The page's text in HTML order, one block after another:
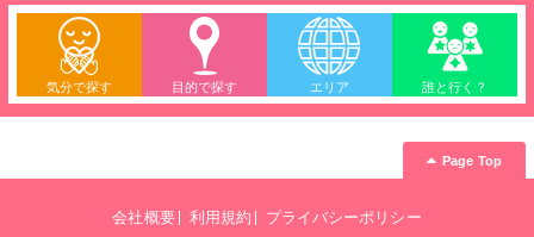
気分で探す 目的で探す エリア 誰と行く？
Page Top
会社概要 利用規約
プライバシーポリシー